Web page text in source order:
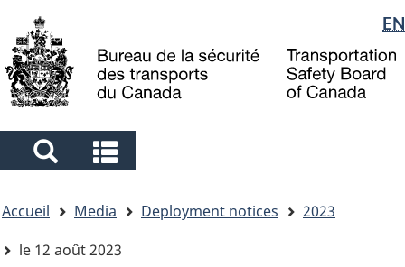
to
main
to
"About
government"
à
la
Sélection
de
la
langue
EN
Search
and
menus
and
menus
êtes
ici
Accueil Media Deployment notices
2023
le 12 août 2023